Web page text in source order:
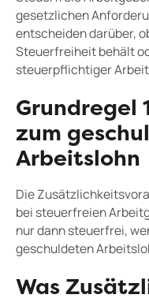
gesetzlichen
entscheiden darüber,
Steuerfreiheit behält
steuerpflichtiger
Grundregel
zum
Arbeitslohn
Die
bei steuerfreien
nur dann steuerfrei,
geschuldeten
Was